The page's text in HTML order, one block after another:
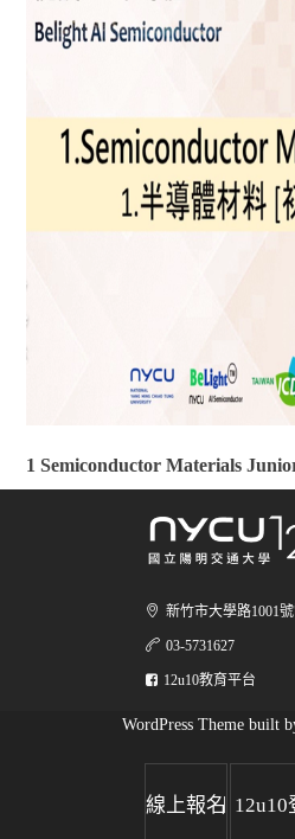
1 Semiconductor Materials
新竹市大學路1001
03-5731627
12u10教育平台
WordPress Theme built
線上報名| 12u10